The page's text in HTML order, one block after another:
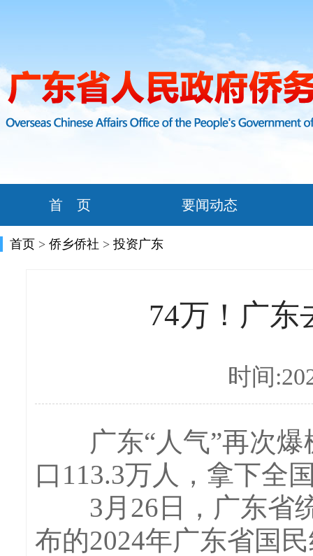
首 页 要闻动态
首页 > 侨乡侨社 > 投资广东
74万！广东
时间
广东“人气”再次爆
口113.3万人，拿下全
3月26日，广东省统
布的2024年广东省国